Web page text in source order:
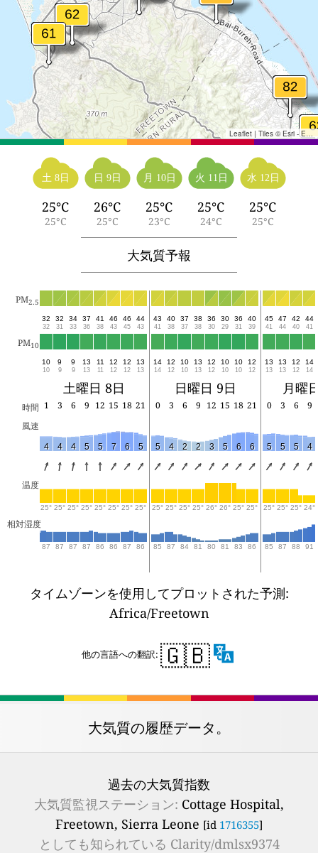
Leaflet | Tiles © Esri - Esri, DeLorme, NAVTEQ, TomTom, Intermap, iPC, USGS, FAO, NPS, NRCAN, GeoBase, Kadaster NL, Ordnance Survey, Esri Japan, METI, Esri China (Hong Kong), and the GIS User Community
土 8日
25°C
25°C
日 9日
26°C
25°C
月 10日
25°C
23°C
火 11日
25°C
24°C
水 12日
25°C
25°C
大気質予報
PM2.5
32
32
32
31
34
33
37
36
41
38
46
43
46
45
44
43
43
41
40
38
37
37
38
38
36
30
30
29
36
31
40
39
45
41
47
44
42
40
44
41
PM10
10
10
9
9
9
9
13
13
11
11
12
12
12
12
13
13
14
14
12
12
10
10
13
13
12
12
10
10
10
10
12
12
13
13
13
13
12
12
14
14
土曜日 8日 日曜日 9日 月曜
時間 1 3 6 9 12 15 18 21 0 3 6 9 12 15 18 21 0 3 6
9
風速
4 4 4 5 5 7 6 5 5 4 2 2 3 5 6 6 5 5 5 4
温度
25° 25° 25° 25° 25° 25° 25° 25° 25° 25° 25° 25° 26° 26° 25° 25° 25° 25° 25° 24°
相対湿度
87 87 87 87 86 86 87 86 85 87 84 81 80 81 83 86 85 87 88 91
タイムゾーンを使用してプロットされた予測:
Africa/Freetown
他の言語への翻訳: 🇬🇧
大気質の履歴データ。
過去の大気質指数
大気質監視ステーション: Cottage Hospital,
Freetown, Sierra Leone [id 1716355]
としても知られている Clarity/dmlsx9374